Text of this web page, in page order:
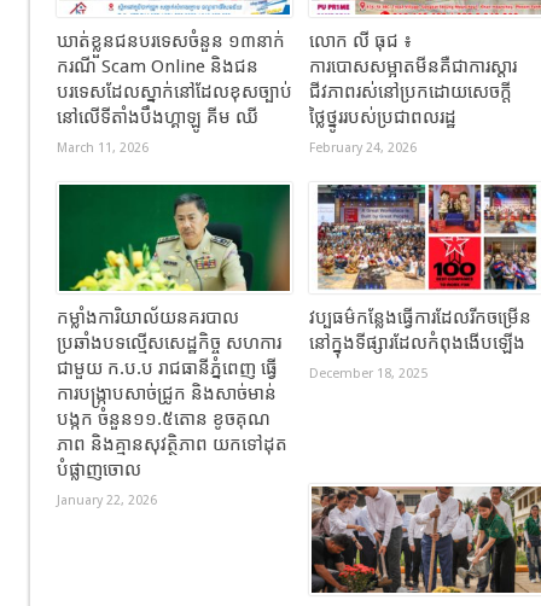
ឃាត់ខ្លួនជនបរទេសចំនួន ១៣នាក់
ករណី Scam Online និងជន
បរទេសដែលស្នាក់នៅដែលខុសច្បាប់
នៅលើទីតាំងបឹងហ្គាឡូ គីម ឈី
March 11, 2026
លោក លី ធុជ ៖
ការបោសសម្អាតមីនគឺជាការស្តារ
ជីវភាពរស់នៅប្រកដោយសេចក្តី
ថ្លៃថ្នូររបស់ប្រជាពលរដ្ឋ
February 24, 2026
កម្លាំងការិយាល័យនគរបាល
ប្រឆាំងបទល្មើសសេដ្ឋកិច្ច សហការ
ជាមួយ ក.ប.ប រាជធានីភ្នំពេញ ធ្វើ
ការបង្ក្រាបសាច់ជ្រូក និងសាច់មាន់
បង្កក ចំនួន១១.៥តោន ខូចគុណ
ភាព និងគ្មានសុវត្ថិភាព យកទៅដុត
បំផ្លាញចោល
January 22, 2026
វប្បធម៌កន្លែងធ្វើការដែលរីកចម្រើន
នៅក្នុងទីផ្សារដែលកំពុងងើបឡើង
December 18, 2025